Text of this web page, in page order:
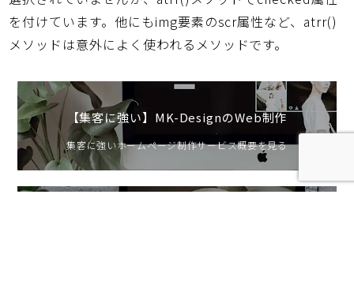
を付けています。他にもimg要素のscr属性など、atrr()
メソッドは意外によく使われるメソッドです。
【集客に強い】MK-DesignのWeb制作
集客に強いホームページ制作サービス概要を見る